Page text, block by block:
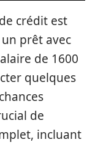
crédit est
prêt avec
de 1600
quelques
de
incluant